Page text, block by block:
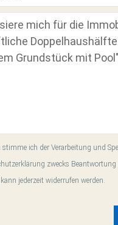
ich der Verarbeitung und
zwecks
jederzeit widerrufen werden.